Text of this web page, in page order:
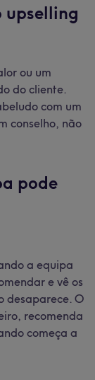
upselling
ou um
do cliente.
com um
conselho, não
pode
a equipa
e vê os
desaparece. O
recomenda
começa a